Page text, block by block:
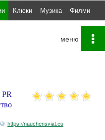
Клюки Музика Филми
https://nauchensviat.eu